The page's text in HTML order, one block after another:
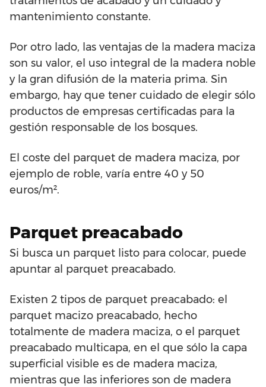
mantenimiento constante.
Por otro lado, las ventajas de la madera maciza
son su valor, el uso integral de la madera noble
y la gran difusión de la materia prima. Sin
embargo, hay que tener cuidado de elegir sólo
productos de empresas certificadas para la
gestión responsable de los bosques.
El coste del parquet de madera maciza, por
ejemplo de roble, varía entre 40 y 50
euros/m².
Parquet preacabado
Si busca un parquet listo para colocar, puede
apuntar al parquet preacabado.
Existen 2 tipos de parquet preacabado: el
parquet macizo preacabado, hecho
totalmente de madera maciza, o el parquet
preacabado multicapa, en el que sólo la capa
superficial visible es de madera maciza,
mientras que las inferiores son de madera